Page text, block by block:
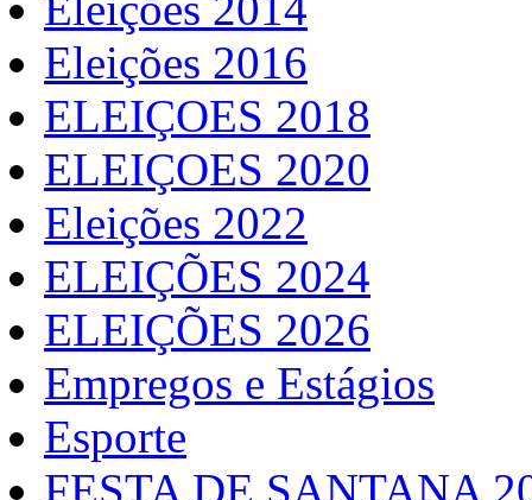
Eleições 2016
ELEIÇOES 2018
ELEIÇOES 2020
Eleições 2022
ELEIÇÕES 2024
ELEIÇÕES 2026
Empregos e Estágios
Esporte